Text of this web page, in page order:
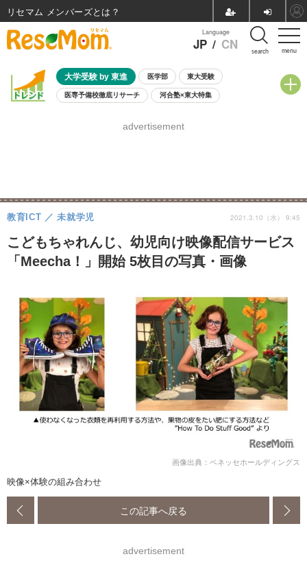
menu
Language
JP / CN search
大学受験 by 東進 医学部 東大受験
医専予備校徹底リサーチ 河合塾×東大特集
8月開催学校説明会・相談会
advertisement
こどもちゃれんじ、幼児向け映像配信サービス
「Meecha！」開始 5枚目の写真・画像
教育ICT 未就学児 2021.3.10（水） 9:45
画像出典：ベネッセホールディングス
映像×体験の組み合わせ
この記事へ戻る
advertisement
リセマム メンバーズ